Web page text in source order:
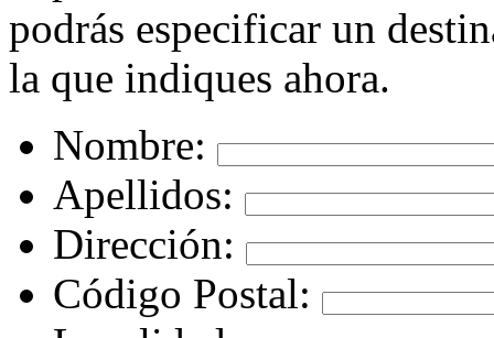
podrás especificar un
la que indiques ahora.
Nombre:
Apellidos:
Dirección:
Código Postal: